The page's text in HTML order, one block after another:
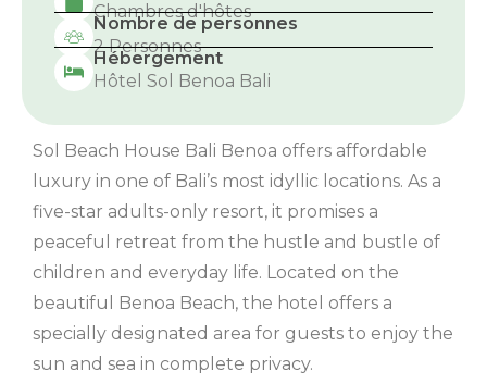
Chambres d'hôtes
Nombre de personnes
2 Personnes
Hébergement
Hôtel Sol Benoa Bali
Sol Beach House Bali Benoa offers affordable
luxury in one of Bali’s most idyllic locations. As a
five-star adults-only resort, it promises a
peaceful retreat from the hustle and bustle of
children and everyday life. Located on the
beautiful Benoa Beach, the hotel offers a
specially designated area for guests to enjoy the
sun and sea in complete privacy.